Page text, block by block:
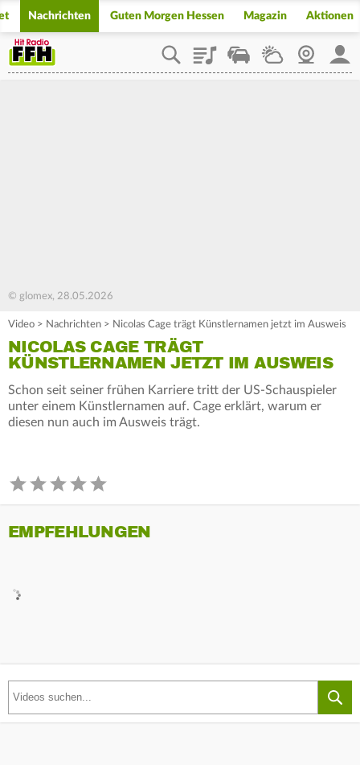
Nachrichten Guten Morgen Hessen Magazin Aktionen
PlaylistStaupilotWetterWebcam
© glomex, 28.05.2026
Video > Nachrichten > Nicolas Cage trägt Künstlernamen jetzt im Ausweis
NICOLAS CAGE TRÄGT
KÜNSTLERNAMEN JETZT IM AUSWEIS
Schon seit seiner frühen Karriere tritt der US-Schauspieler
unter einem Künstlernamen auf. Cage erklärt, warum er
diesen nun auch im Ausweis trägt.
EMPFEHLUNGEN